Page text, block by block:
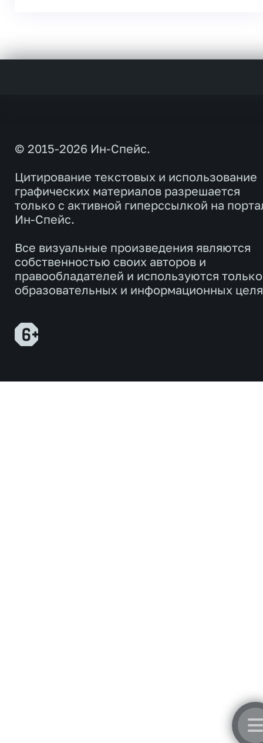
© 2015-2026 Ин-Спейс.
Цитирование текстовых и использование
графических материалов разрешается
только с активной гиперссылкой на
Ин-Спейс.
Все визуальные произведения являются
собственностью своих авторов и
правообладателей и используются
образовательных и информационных